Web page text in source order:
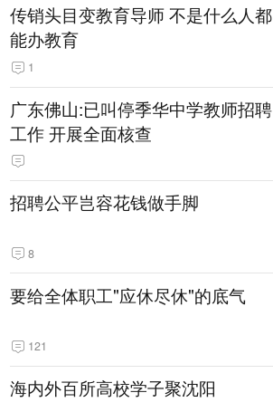
传销头目变教育导师 不是什么人都
能办教育
1
广东佛山:已叫停季华中学教师招聘
工作 开展全面核查
招聘公平岂容花钱做手脚
8
要给全体职工"应休尽休"的底气
121
海内外百所高校学子聚沈阳